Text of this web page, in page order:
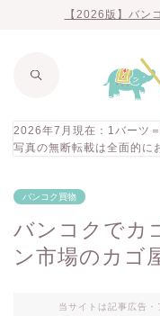
【2026版】バン
2026年7月現在：1バーツ
写真の無断転載は全面的に
バンコク買物
バンコクでカ
ン市場のカゴ
当サイトは記事広告